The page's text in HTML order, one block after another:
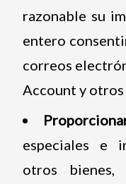
razonable su
entero
correos
Account y
especiales e
otros bienes,